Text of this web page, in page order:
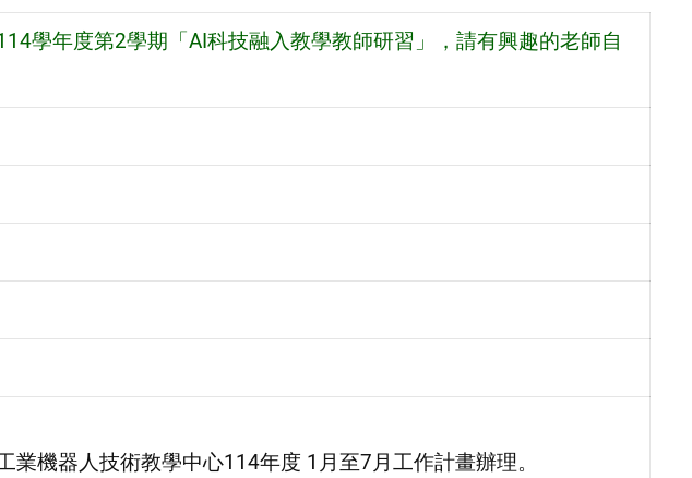
學年度第2學期「AI科技融入教學教師研習」，請有興趣的老師自
業機器人技術教學中心114年度 1月至7月工作計畫辦理。